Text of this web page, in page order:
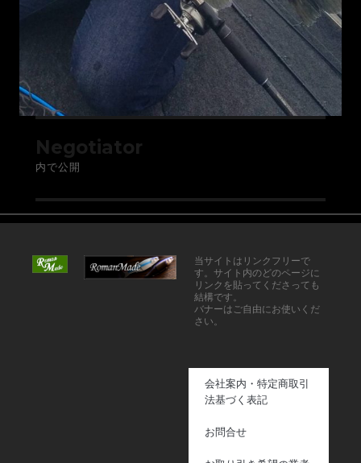
Negotiator
内で公開
当サイトはリンクフリーで
す。サイト内のどのページに
リンクを貼ってくださっても
結構です。
バナーはご自由にお使いくだ
さい。
会社案内・特定商取引
法基づく表記
お問合せ